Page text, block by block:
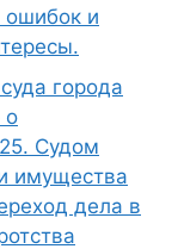
ошибок и
города
о
Судом
имущества
дела в